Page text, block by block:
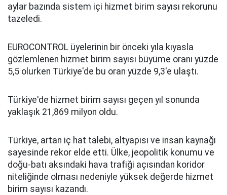
aylar bazında sistem içi hizmet birim sayısı rekorunu
tazeledi.
EUROCONTROL üyelerinin bir önceki yıla kıyasla
gözlemlenen hizmet birim sayısı büyüme oranı yüzde
5,5 olurken Türkiye'de bu oran yüzde 9,3'e ulaştı.
Türkiye'de hizmet birim sayısı geçen yıl sonunda
yaklaşık 21,869 milyon oldu.
Türkiye, artan iç hat talebi, altyapısı ve insan kaynağı
sayesinde rekor elde etti. Ülke, jeopolitik konumu ve
doğu-batı aksındaki hava trafiği açısından koridor
niteliğinde olması nedeniyle yüksek değerde hizmet
birim sayısı kazandı.